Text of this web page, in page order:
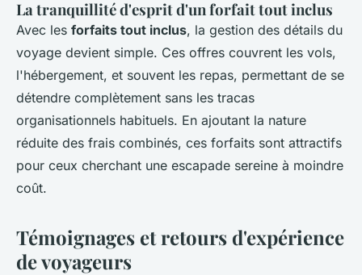
La tranquillité d'esprit d'un forfait tout inclus
Avec les forfaits tout inclus, la gestion des détails du
voyage devient simple. Ces offres couvrent les vols,
l'hébergement, et souvent les repas, permettant de se
détendre complètement sans les tracas
organisationnels habituels. En ajoutant la nature
réduite des frais combinés, ces forfaits sont attractifs
pour ceux cherchant une escapade sereine à moindre
coût.
Témoignages et retours d'expérience
de voyageurs